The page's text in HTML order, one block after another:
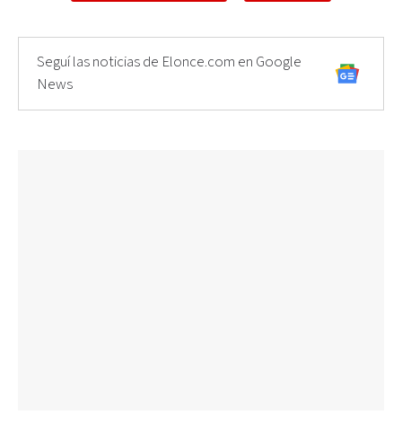
Seguí las noticias de Elonce.com en Google
News